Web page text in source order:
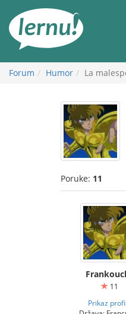
Forum Humor La
Poruke: 11
11
Prikaz